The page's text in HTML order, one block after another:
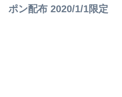
ポン配布 2020/1/1限定